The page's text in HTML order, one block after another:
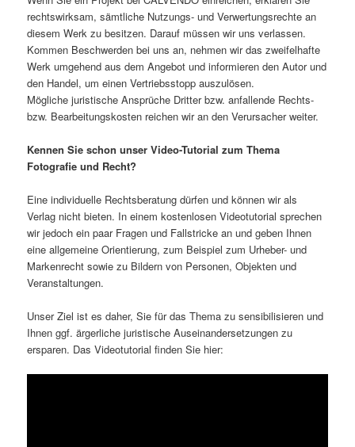
rechtswirksam, sämtliche Nutzungs- und Verwertungsrechte an
diesem Werk zu besitzen. Darauf müssen wir uns verlassen.
Kommen Beschwerden bei uns an, nehmen wir das zweifelhafte
Werk umgehend aus dem Angebot und informieren den Autor und
den Handel, um einen Vertriebsstopp auszulösen.
Mögliche juristische Ansprüche Dritter bzw. anfallende Rechts-
bzw. Bearbeitungskosten reichen wir an den Verursacher weiter.
Kennen Sie schon unser Video-Tutorial zum Thema
Fotografie und Recht?
Eine individuelle Rechtsberatung dürfen und können wir als
Verlag nicht bieten. In einem kostenlosen Videotutorial sprechen
wir jedoch ein paar Fragen und Fallstricke an und geben Ihnen
eine allgemeine Orientierung, zum Beispiel zum Urheber- und
Markenrecht sowie zu Bildern von Personen, Objekten und
Veranstaltungen.
Unser Ziel ist es daher, Sie für das Thema zu sensibilisieren und
Ihnen ggf. ärgerliche juristische Auseinandersetzungen zu
ersparen. Das Videotutorial finden Sie hier: